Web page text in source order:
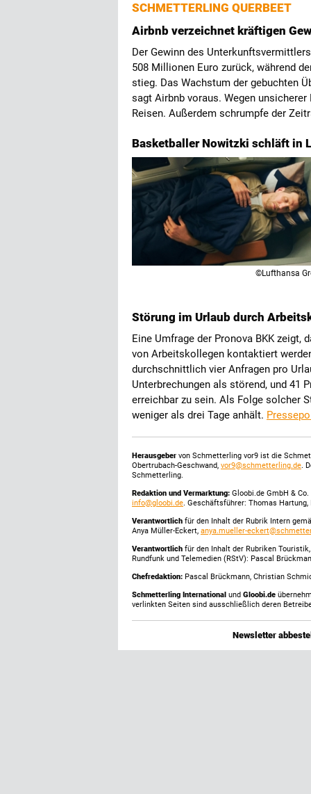
SCHMETTERLING QUERBEET
Airbnb verzeichnet kräftigen
Der Gewinn des
508 Millionen Euro zurück, während
stieg. Das Wachstum der gebuchten
sagt Airbnb voraus. Wegen
Reisen. Außerdem schrumpfe der
Basketballer Nowitzki schläft in
©Lufthansa
Störung im Urlaub durch
Eine Umfrage der Pronova BKK
von Arbeitskollegen kontaktiert
durchschnittlich vier Anfragen pro
Unterbrechungen als störend, und 41
erreichbar zu sein. Als Folge solcher
weniger als drei Tage anhält.
Herausgeber von Schmetterling vor9 ist die
Obertrubach-Geschwand, vor9@schmetterling.de.
Schmetterling.
Redaktion und Vermarktung: Gloobi.de GmbH &
info@gloobi.de. Geschäftsführer: Thomas
Verantwortlich für den Inhalt der Rubrik Intern
Anya Müller-Eckert, anya.mueller-
Verantwortlich für den Inhalt der Rubriken
Rundfunk und Telemedien (RStV): Pascal
Chefredaktion: Pascal Brückmann, Christian
Schmetterling International und Gloobi.de
verlinkten Seiten sind ausschließlich deren
Newsletter